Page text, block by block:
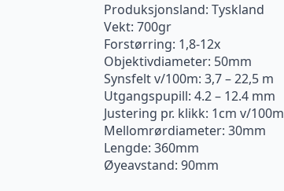
Produksjonsland: Tyskland
Vekt: 700gr
Forstørring: 1,8-12x
Objektivdiameter: 50mm
Synsfelt v/100m: 3,7 – 22,5 m
Utgangspupill: 4.2 – 12.4 mm
Justering pr. klikk: 1cm v/100m
Mellomrørdiameter: 30mm
Lengde: 360mm
Øyeavstand: 90mm